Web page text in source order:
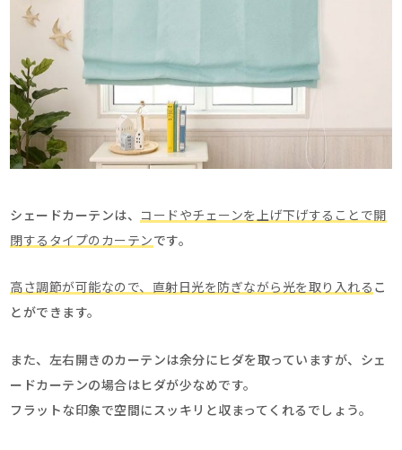
シェードカーテンは、 コードやチェーンを上げ下げすることで開
閉するタイプのカーテン です。
高さ調節が可能なので、直射日光を防ぎながら光を取り入れる こ
とができます。
また、左右開きのカーテンは余分にヒダを取っていますが、シェ
ードカーテンの場合はヒダが少なめです。
フラットな印象で空間にスッキリと収まってくれるでしょう。